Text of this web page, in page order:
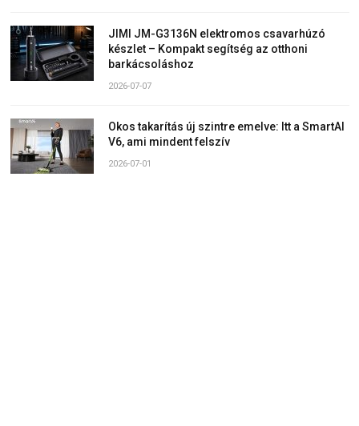
JIMI JM-G3136N elektromos csavarhúzó
készlet – Kompakt segítség az otthoni
barkácsoláshoz
2026-07-07
Okos takarítás új szintre emelve: Itt a SmartAI
V6, ami mindent felszív
2026-07-01